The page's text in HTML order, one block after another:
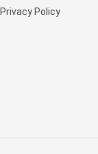
Privacy Policy